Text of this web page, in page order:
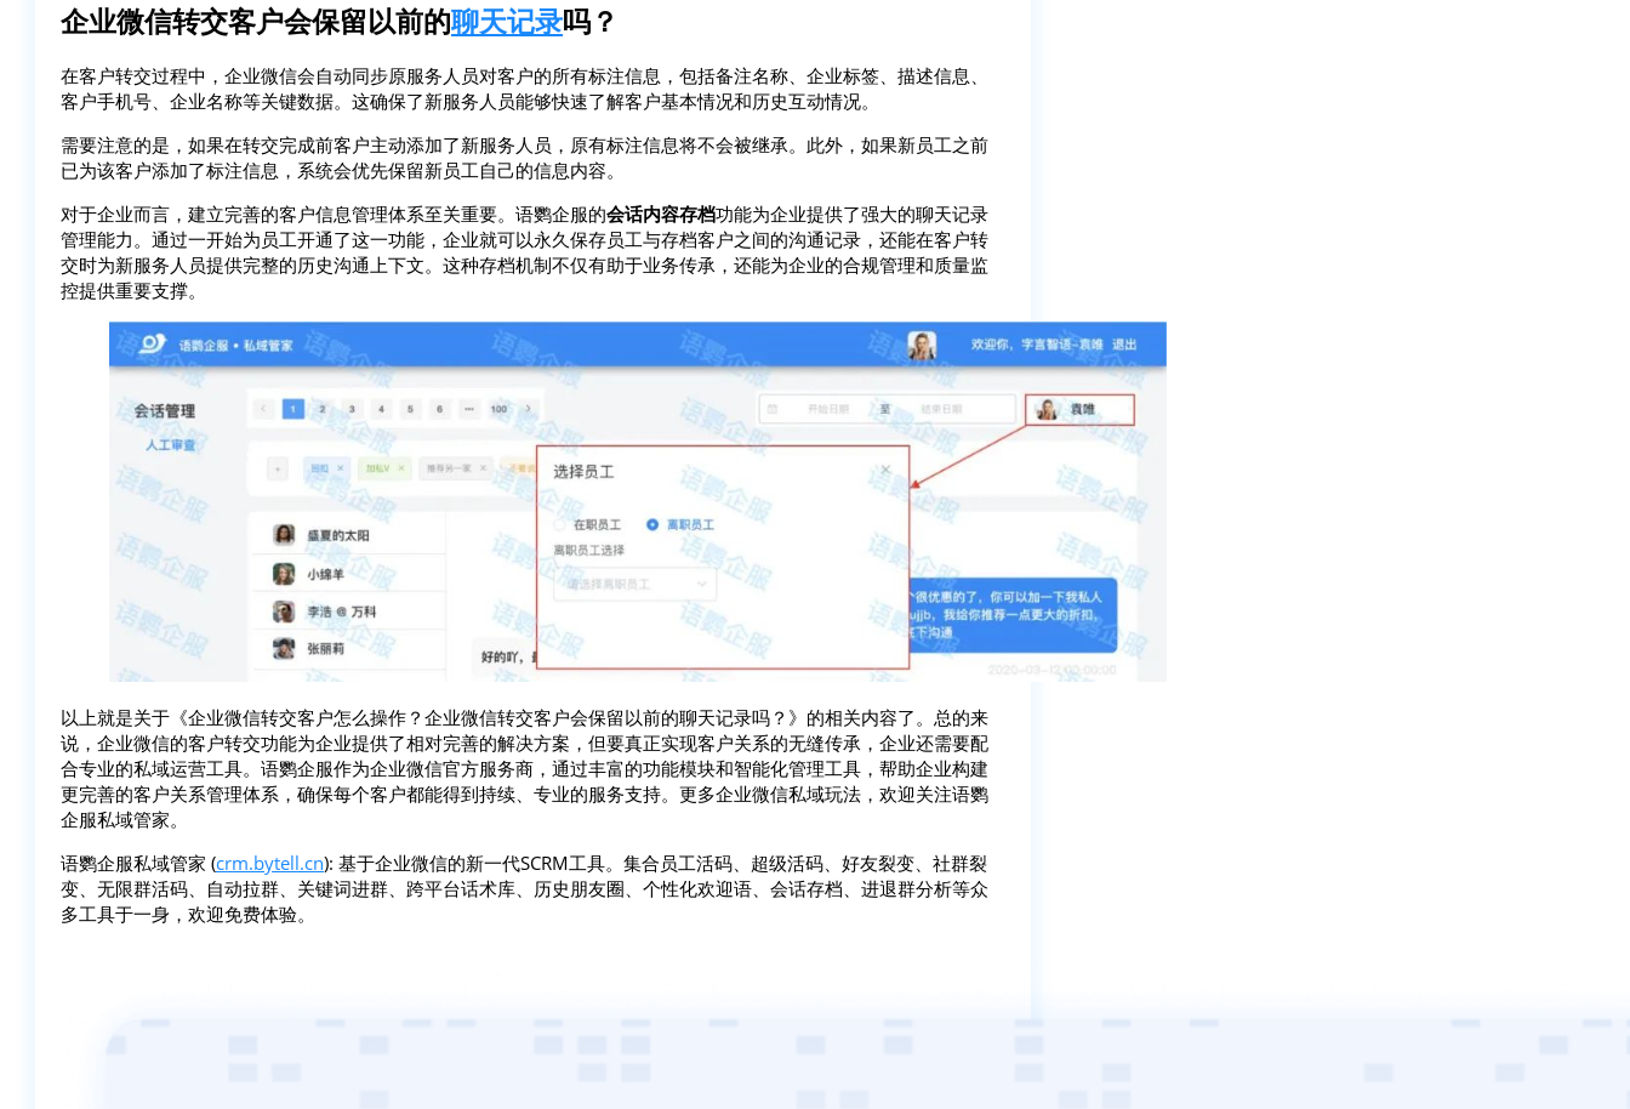
企业微信转交客户会保留以前的聊天记录吗？
在客户转交过程中，企业微信会自动同步原服务人员对客户的所有标注信息，包括备注名称、企业标签、描述信息、
客户手机号、企业名称等关键数据。这确保了新服务人员能够快速了解客户基本情况和历史互动情况。
需要注意的是，如果在转交完成前客户主动添加了新服务人员，原有标注信息将不会被继承。此外，如果新员工之前
已为该客户添加了标注信息，系统会优先保留新员工自己的信息内容。
对于企业而言，建立完善的客户信息管理体系至关重要。语鹦企服的会话内容存档功能为企业提供了强大的聊天记录
管理能力。通过一开始为员工开通了这一功能，企业就可以永久保存员工与存档客户之间的沟通记录，还能在客户转
交时为新服务人员提供完整的历史沟通上下文。这种存档机制不仅有助于业务传承，还能为企业的合规管理和质量监
控提供重要支撑。
以上就是关于《企业微信转交客户怎么操作？企业微信转交客户会保留以前的聊天记录吗？》的相关内容了。总的来
说，企业微信的客户转交功能为企业提供了相对完善的解决方案，但要真正实现客户关系的无缝传承，企业还需要配
合专业的私域运营工具。语鹦企服作为企业微信官方服务商，通过丰富的功能模块和智能化管理工具，帮助企业构建
更完善的客户关系管理体系，确保每个客户都能得到持续、专业的服务支持。更多企业微信私域玩法，欢迎关注语鹦
企服私域管家。
语鹦企服私域管家 (crm.bytell.cn): 基于企业微信的新一代SCRM工具。集合员工活码、超级活码、好友裂变、社群裂
变、无限群活码、自动拉群、关键词进群、跨平台话术库、历史朋友圈、个性化欢迎语、会话存档、进退群分析等众
多工具于一身，欢迎免费体验。